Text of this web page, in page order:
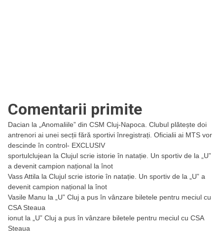
Comentarii primite
Dacian la
„Anomaliile” din CSM Cluj-Napoca. Clubul plătește doi
antrenori ai unei secții fără sportivi înregistrați. Oficialii ai MTS vor
descinde în control- EXCLUSIV
sportulclujean la Clujul scrie istorie în natație. Un sportiv de la „U”
a devenit campion național la înot
Vass Attila la Clujul scrie istorie în natație. Un sportiv de la „U” a
devenit campion național la înot
Vasile Manu la
„U” Cluj a pus în vânzare biletele pentru meciul cu
CSA Steaua
ionut la
„U” Cluj a pus în vânzare biletele pentru meciul cu CSA
Steaua